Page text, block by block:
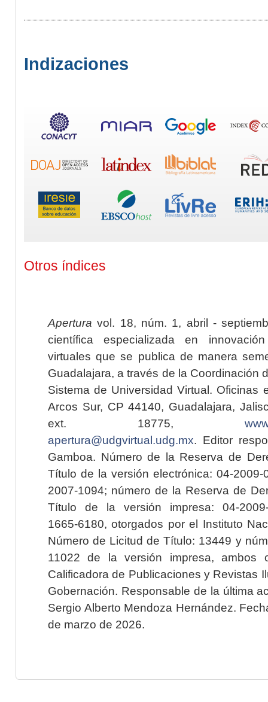
Indizaciones
Otros índices
Apertura vol. 18, núm. 1, abril -
científica especializada en
virtuales que se publica de manera
Guadalajara, a través de la Coordinación
Sistema de Universidad Virtual. Oficinas
Arcos Sur, CP 44140, Guadalajara,
ext. 18775,
apertura@udgvirtual.udg.mx. Editor
Gamboa. Número de la Reserva de
Título de la versión electrónica: 04-2009-
2007-1094; número de la Reserva de
Título de la versión impresa: 04-2009-
1665-6180, otorgados por el Instituto
Número de Licitud de Título: 13449 y
11022 de la versión impresa, ambos
Calificadora de Publicaciones y Revistas
Gobernación. Responsable de la última
Sergio Alberto Mendoza Hernández.
de marzo de 2026.